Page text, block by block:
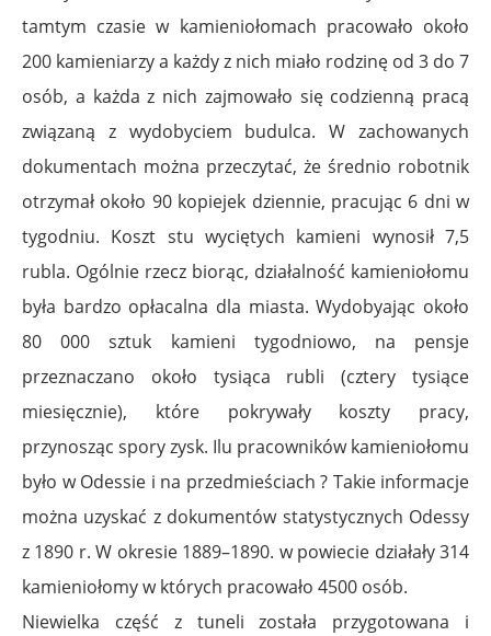
tamtym czasie w kamieniołomach pracowało około
200 kamieniarzy a każdy z nich miało rodzinę od 3 do 7
osób, a każda z nich zajmowało się codzienną pracą
związaną z wydobyciem budulca. W zachowanych
dokumentach można przeczytać, że średnio robotnik
otrzymał około 90 kopiejek dziennie, pracując 6 dni w
tygodniu. Koszt stu wyciętych kamieni wynosił 7,5
rubla. Ogólnie rzecz biorąc, działalność kamieniołomu
była bardzo opłacalna dla miasta. Wydobyając około
80 000 sztuk kamieni tygodniowo, na pensje
przeznaczano około tysiąca rubli (cztery tysiące
miesięcznie), które pokrywały koszty pracy,
przynosząc spory zysk. Ilu pracowników kamieniołomu
było w Odessie i na przedmieściach ? Takie informacje
można uzyskać z dokumentów statystycznych Odessy
z 1890 r. W okresie 1889–1890. w powiecie działały 314
kamieniołomy w których pracowało 4500 osób.
Niewielka część z tuneli została przygotowana i